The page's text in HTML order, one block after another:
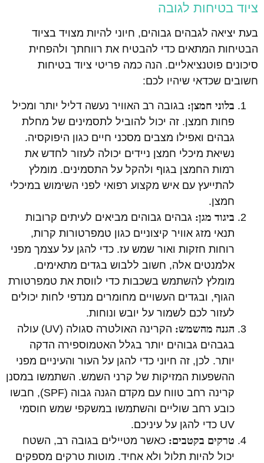
ציוד בטיחות לגובה
בעת יציאה לגבהים גבוהים, חיוני להיות מצויד בציוד
הבטיחות המתאים כדי להבטיח את רווחתך ולהפחית
סיכונים פוטנציאליים. הנה כמה פריטי ציוד בטיחות
חשובים שכדאי שיהיו לכם:
בלוני חמצן:בגובה רב האוויר נעשה דליל יותר ומכיל
פחות חמצן. זה יכול להוביל לתסמינים של מחלת
גבהים ואפילו מצבים מסכני חיים כגון היפוקסיה.
נשיאת מיכלי חמצן ניידים יכולה לעזור לחדש את
רמות החמצן בגוף ולהקל על התסמינים. מומלץ
להתייעץ עם איש מקצוע רפואי לפני השימוש במיכלי
חמצן.
ביגוד מגן:גבהים גבוהים מביאים לעיתים קרובות
תנאי מזג אוויר קיצוניים כגון טמפרטורות קרות,
רוחות חזקות ואור שמש עז. כדי להגן על עצמך מפני
אלמנטים אלה, חשוב ללבוש בגדים מתאימים.
מומלץ להשתמש בשכבות כדי לווסת את טמפרטורת
הגוף, ובגדים העשויים מחומרים מנדפי לחות יכולים
לעזור לכם לשמור על יובש ונוחות.
הגנה מהשמש:
הקרינה האולטרה סגולה (UV) עולה
בגבהים גבוהים יותר בגלל האטמוספירה הדקה
יותר. לכן, זה חיוני כדי להגן על העור והעיניים מפני
ההשפעות המזיקות של קרני השמש. השתמשו במסנן
קרינה רחב טווח עם מקדם הגנה גבוה (SPF), חבשו
כובע רחב שוליים והשתמשו במשקפי שמש חוסמי
UV כדי להגן על עיניכם.
טרקים בקטבים:כאשר מטיילים בגובה רב, השטח
יכול להיות תלול ולא אחיד. מוטות טרקים מספקים